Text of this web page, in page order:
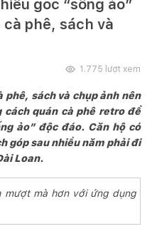
góc “sống ảo”
phê, sách và
1.775 lượt xem
phê, sách và chụp ảnh nên
quán cà phê retro để
ảo” độc đáo. Căn hộ có
góp sau nhiều năm phải đi
Loan.
mượt mà hơn với ứng dụng